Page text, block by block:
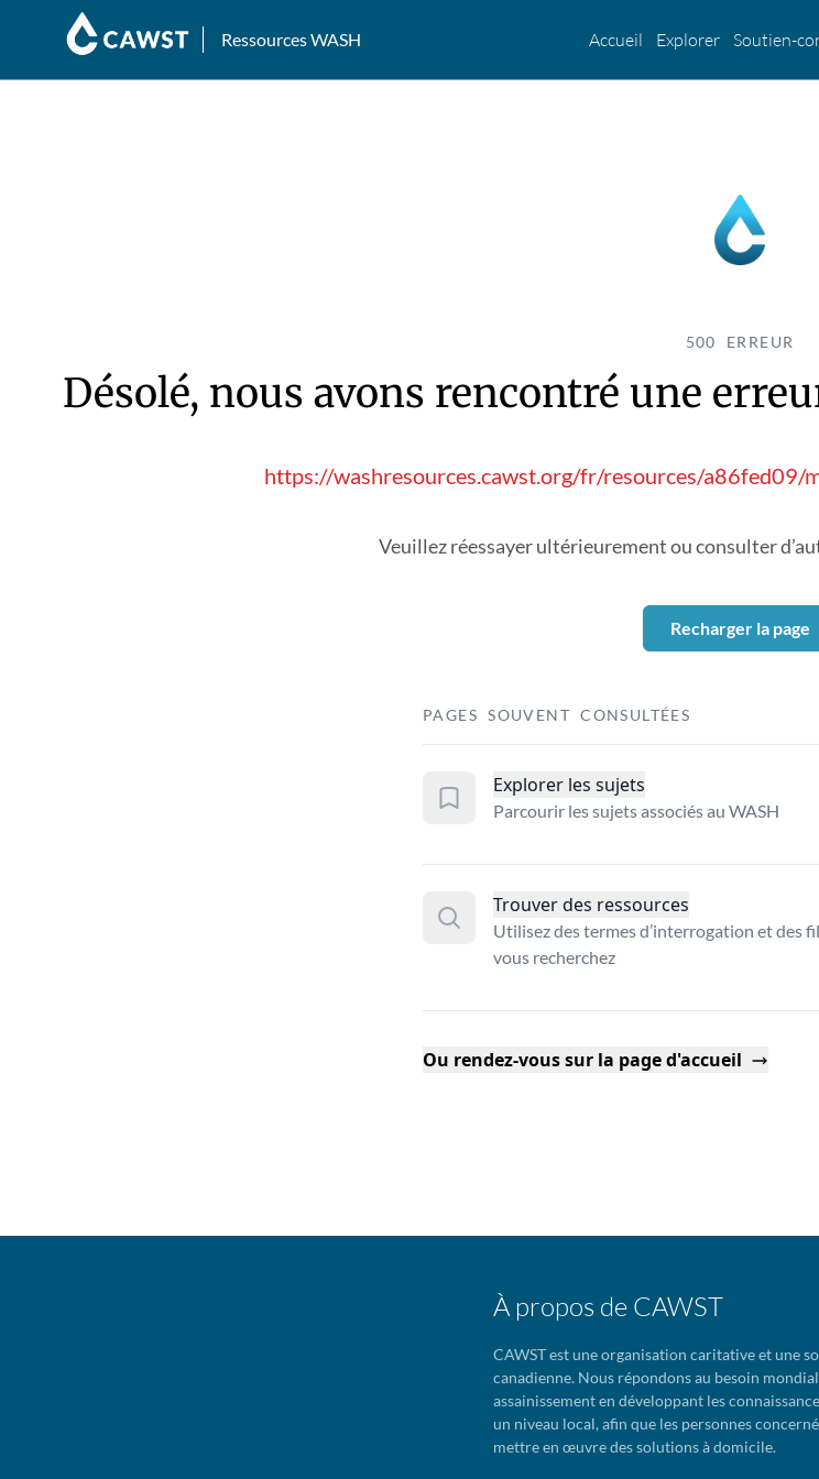
Ressources WASH Accueil Explorer Soutien-
500 ERREUR
Désolé, nous avons rencontré une
https://washresources.cawst.org/fr/resources/
Veuillez réessayer ultérieurement ou consulter
Recharger la page
PAGES SOUVENT CONSULTÉES
Explorer les sujets
Parcourir les sujets associés au WASH
Trouver des ressources
Utilisez des termes d’interrogation et des
vous recherchez
Ou rendez-vous sur la page d'accueil
À propos de CAWST
CAWST est une organisation caritative et une
canadienne. Nous répondons au besoin
assainissement en développant les
un niveau local, afin que les personnes
mettre en œuvre des solutions à domicile.